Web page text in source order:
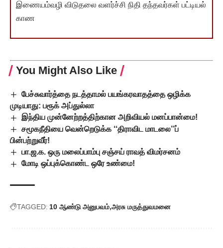
இணையம்வழி விடுதலை வளர்ச்சி நிதி தந்தவர்கள் பட்டியல்
காண
You Might Also Like
பேச்சுவார்த்தை நடத்தாமல் பயங்கரவாதத்தை ஒழிக்க
முடியாது: பரூக் அப்துல்லா
இந்திய முன்னேற்றத்திற்கான அறிவியல் மனப்பான்மை!
சமூகநீதியை வென்றெடுக்க ‘‘திராவிட மாடலை’’ப்
பின்பற்றுவீர்!
பா.ஜ.க. ஒரு மலைப்பாம்பு சஞ்சய் ராவத் விமர்சனம்
மோடி ஒப்புக்கொண்ட ஒரே உண்மை!
TAGGED: 10 ஆண்டு அனுபவம் அரசு மருத்துவமனை